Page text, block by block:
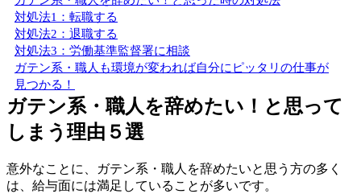
対処法1：転職する
対処法2：退職する
対処法3：労働基準監督署に相談
ガテン系・職人も環境が変われば自分にピッタリの仕事が
見つかる！
ガテン系・職人を辞めたい！と思って
しまう理由５選
意外なことに、ガテン系・職人を辞めたいと思う方の多く
は、給与面には満足していることが多いです。